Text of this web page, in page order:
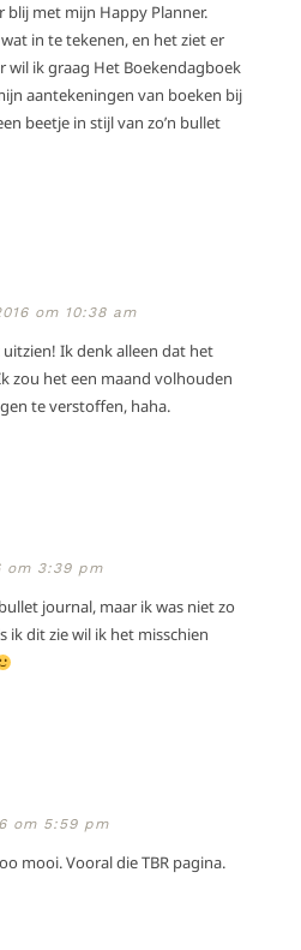
blij met mijn Happy Planner.
in te tekenen, en het ziet er
wil ik graag Het Boekendagboek
aantekeningen van boeken bij
beetje in stijl van zo’n bullet
om 10:38 am
Ik denk alleen dat het
zou het een maand volhouden
te verstoffen, haha.
om 3:39 pm
journal, maar ik was niet zo
ik dit zie wil ik het misschien
om 5:59 pm
mooi. Vooral die TBR pagina.